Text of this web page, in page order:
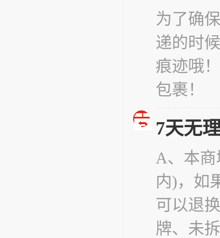
为了确
递的时
痕迹哦
包裹！
7天无
A、本
内)，如
可以退
牌、未